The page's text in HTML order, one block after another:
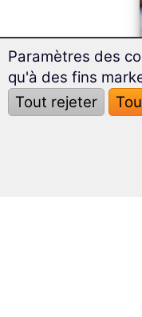
Paramètres des
qu'à des fins
Tout rejeter